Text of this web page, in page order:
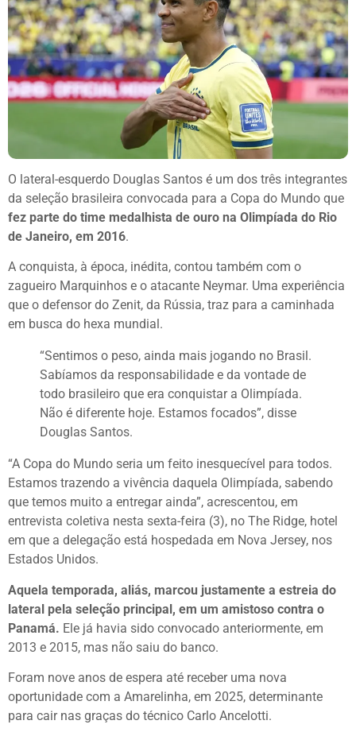
O lateral-esquerdo Douglas Santos é um dos três integrantes
da seleção brasileira convocada para a Copa do Mundo que
fez parte do time medalhista de ouro na Olimpíada do Rio
de Janeiro, em 2016.
A conquista, à época, inédita, contou também com o
zagueiro Marquinhos e o atacante Neymar. Uma experiência
que o defensor do Zenit, da Rússia, traz para a caminhada
em busca do hexa mundial.
“Sentimos o peso, ainda mais jogando no Brasil.
Sabíamos da responsabilidade e da vontade de
todo brasileiro que era conquistar a Olimpíada.
Não é diferente hoje. Estamos focados”, disse
Douglas Santos.
“A Copa do Mundo seria um feito inesquecível para todos.
Estamos trazendo a vivência daquela Olimpíada, sabendo
que temos muito a entregar ainda”, acrescentou, em
entrevista coletiva nesta sexta-feira (3), no The Ridge, hotel
em que a delegação está hospedada em Nova Jersey, nos
Estados Unidos.
Aquela temporada, aliás, marcou justamente a estreia do
lateral pela seleção principal, em um amistoso contra o
Panamá. Ele já havia sido convocado anteriormente, em
2013 e 2015, mas não saiu do banco.
Foram nove anos de espera até receber uma nova
oportunidade com a Amarelinha, em 2025, determinante
para cair nas graças do técnico Carlo Ancelotti.